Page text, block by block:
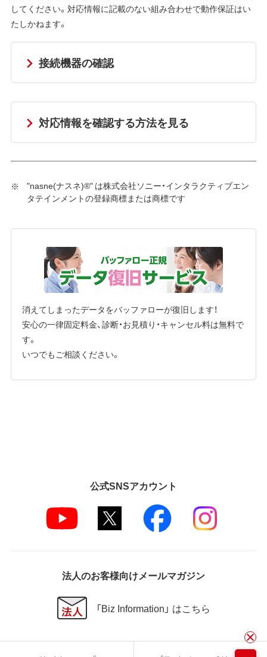
してください。対応情報に記載のない組み合わせで動作保証はい
たしかねます。
接続機器の確認
対応情報を確認する方法を見る
"nasne(ナスネ)®" は株式会社ソニー・インタラクティブエン
タテインメントの登録商標または商標です
消えてしまったデータをバッファローが復旧します！
安心の一律固定料金、診断・お見積り・キャンセル料は無料で
す。
いつでもご相談ください。
公式SNSアカウント
法人のお客様向けメールマガジン
「Biz Information」 はこちら